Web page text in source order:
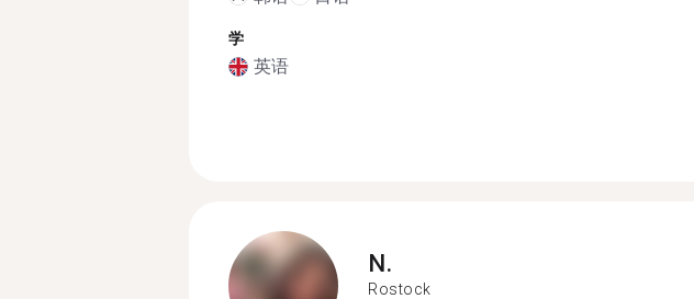
学
英语
N.
Rostock